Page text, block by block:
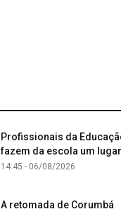
Profissionais da
fazem da escola um
14:45 - 06/08/2026
A retomada de Corumbá